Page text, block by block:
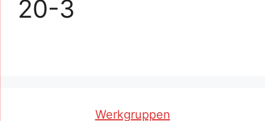
20-3
Werkgruppen